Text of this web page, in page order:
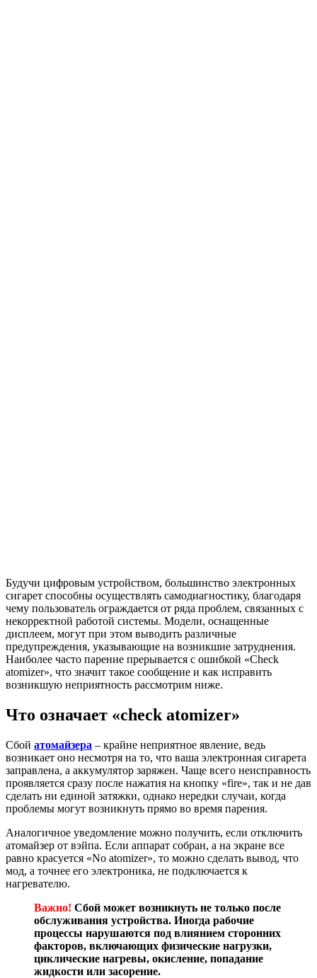
Будучи цифровым устройством, большинство электронных
сигарет способны осуществлять самодиагностику, благодаря
чему пользователь ограждается от ряда проблем, связанных с
некорректной работой системы. Модели, оснащенные
дисплеем, могут при этом выводить различные
предупреждения, указывающие на возникшие затруднения.
Наиболее часто парение прерывается с ошибкой «Check
atomizer», что значит такое сообщение и как исправить
возникшую неприятность рассмотрим ниже.
Что означает «check atomizer»
Сбой атомайзера – крайне неприятное явление, ведь
возникает оно несмотря на то, что ваша электронная сигарета
заправлена, а аккумулятор заряжен. Чаще всего неисправность
проявляется сразу после нажатия на кнопку «fire», так и не дав
сделать ни единой затяжки, однако нередки случаи, когда
проблемы могут возникнуть прямо во время парения.
Аналогичное уведомление можно получить, если отключить
атомайзер от вэйпа. Если аппарат собран, а на экране все
равно красуется «No atomizer», то можно сделать вывод, что
мод, а точнее его электроника, не подключается к
нагревателю.
Важно! Сбой может возникнуть не только после
обслуживания устройства. Иногда рабочие
процессы нарушаются под влиянием сторонних
факторов, включающих физические нагрузки,
циклические нагревы, окисление, попадание
жидкости или засорение.